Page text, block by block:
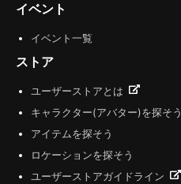
イベント
イベント一覧
ストア
ユーザーストアとは
キャラクター(アバター)を探そう
アイテムを探そう
ロケーションを探そう
ユーザーストアガイドライン